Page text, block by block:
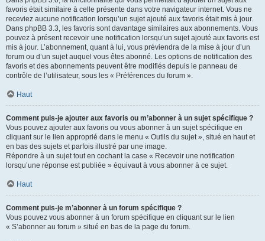
favoris était similaire à celle présente dans votre navigateur internet. Vous ne
receviez aucune notification lorsqu’un sujet ajouté aux favoris était mis à jour.
Dans phpBB 3.3, les favoris sont davantage similaires aux abonnements. Vous
pouvez à présent recevoir une notification lorsqu’un sujet ajouté aux favoris est
mis à jour. L’abonnement, quant à lui, vous préviendra de la mise à jour d’un
forum ou d’un sujet auquel vous êtes abonné. Les options de notification des
favoris et des abonnements peuvent être modifiés depuis le panneau de
contrôle de l’utilisateur, sous les « Préférences du forum ».
Haut
Comment puis-je ajouter aux favoris ou m’abonner à un sujet spécifique ?
Vous pouvez ajouter aux favoris ou vous abonner à un sujet spécifique en
cliquant sur le lien approprié dans le menu « Outils du sujet », situé en haut et
en bas des sujets et parfois illustré par une image.
Répondre à un sujet tout en cochant la case « Recevoir une notification
lorsqu’une réponse est publiée » équivaut à vous abonner à ce sujet.
Haut
Comment puis-je m’abonner à un forum spécifique ?
Vous pouvez vous abonner à un forum spécifique en cliquant sur le lien
« S’abonner au forum » situé en bas de la page du forum.